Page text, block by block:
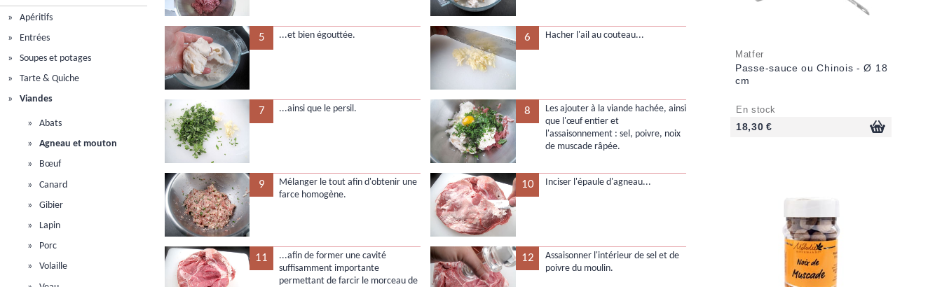
Apéritifs
Entrées
Soupes et potages
Tarte & Quiche
Viandes
Abats
Agneau et mouton
Bœuf
Canard
Gibier
Lapin
Porc
Volaille
Matfer
Passe-sauce ou Chinois - Ø 18
cm
En stock
18,30 €
5 ...et bien égouttée. 6 Hacher l'ail au couteau...
7 ...ainsi que le persil. 8
Les ajouter à la viande hachée, ainsi
que l'œuf entier et
l'assaisonnement : sel, poivre, noix
de muscade râpée.
9
Mélanger le tout afin d'obtenir une
farce homogène.
10 Inciser l'épaule d'agneau...
11
...afin de former une cavité
suffisamment importante
permettant de farcir le morceau de
12
Assaisonner l'intérieur de sel et de
poivre du moulin.